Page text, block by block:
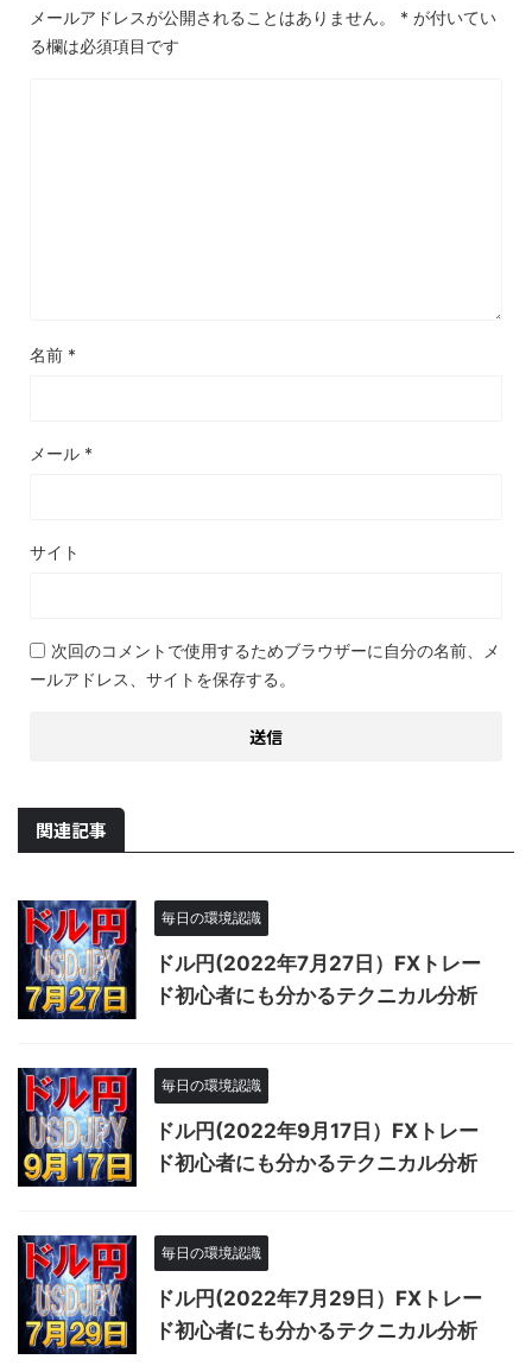
メールアドレスが公開されることはありません。 * が付いてい
る欄は必須項目です
名前 *
メール *
サイト
次回のコメントで使用するためブラウザーに自分の名前、メ
ールアドレス、サイトを保存する。
関連記事
毎日の環境認識
ドル円(2022年7月27日）FXトレー
ド初心者にも分かるテクニカル分析
毎日の環境認識
ドル円(2022年9月17日）FXトレー
ド初心者にも分かるテクニカル分析
毎日の環境認識
ドル円(2022年7月29日）FXトレー
ド初心者にも分かるテクニカル分析